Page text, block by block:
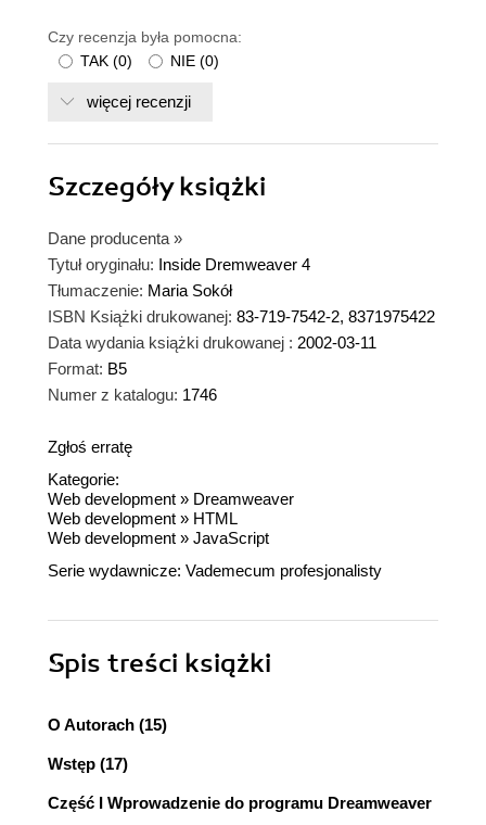
Czy recenzja była pomocna:
TAK (0) NIE (0)
więcej recenzji
Szczegółyksiążki
Dane producenta »
Tytuł oryginału: Inside Dremweaver 4
Tłumaczenie: Maria Sokół
ISBN Książki drukowanej: 83-719-7542-2, 8371975422
Data wydania książki drukowanej : 2002-03-11
Format: B5
Numer z katalogu: 1746
Zgłoś erratę
Kategorie:
Web development » Dreamweaver
Web development » HTML
Web development » JavaScript
Serie wydawnicze: Vademecum profesjonalisty
Spis treści książki
O Autorach (15)
Wstęp (17)
Część I Wprowadzenie do programu Dreamweaver